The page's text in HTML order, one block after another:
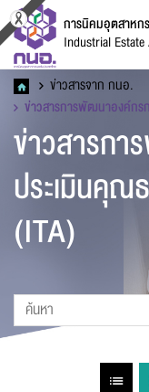
การนิคมอุตสาหก
Industrial
ข่าวสารจาก กนอ.
ข่าวสารการพัฒนาองค์กร
ข่าวสารก
ประเมินคุณ
(ITA)